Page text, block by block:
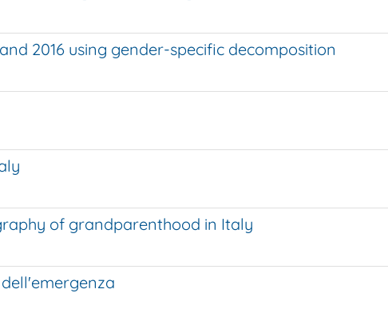
2016 using gender-specific decomposition
of grandparenthood in Italy